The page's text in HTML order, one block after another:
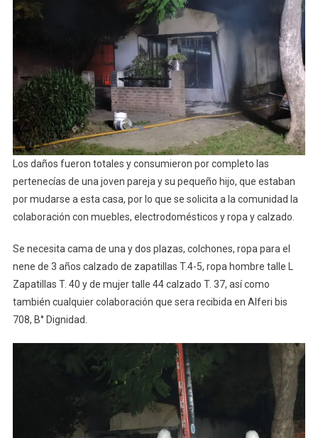
Los daños fueron totales y consumieron por completo las
pertenecías de una joven pareja y su pequeño hijo, que estaban
por mudarse a esta casa, por lo que se solicita a la comunidad la
colaboración con muebles, electrodomésticos y ropa y calzado.
Se necesita cama de una y dos plazas, colchones, ropa para el
nene de 3 años calzado de zapatillas T.4-5, ropa hombre talle L
Zapatillas T. 40 y de mujer talle 44 calzado T. 37, así como
también cualquier colaboración que sera recibida en Alferi bis
708, B° Dignidad.